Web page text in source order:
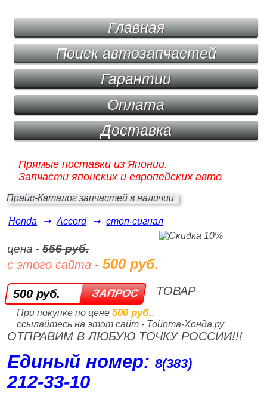
Главная
Поиск автозапчастей
Гарантии
Оплата
Доставка
Прямые поставки из Японии.
Запчасти японских и европейских авто
Прайс-Каталог запчастей в наличии
Honda ➞ Accord ➞ стоп-сигнал
цена -556 руб.
с этого сайта -500 руб.
500 руб.
При покупке по цене 500 руб.,
ссылайтесь на этот сайт - Тойота-Хонда.ру
ТОВАР
ОТПРАВИМ В ЛЮБУЮ ТОЧКУ РОССИИ!!!
Единый номер:8(383)
212‑33‑10